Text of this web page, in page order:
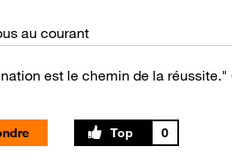
au courant
est le chemin de la réussite."
0